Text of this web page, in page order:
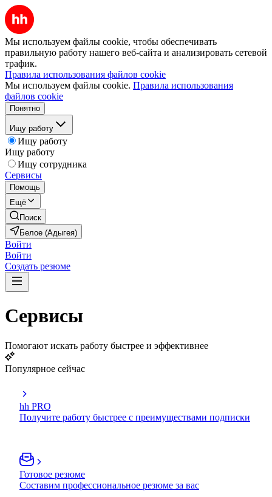
Мы используем файлы cookie, чтобы обеспечивать
правильную работу нашего веб-сайта и анализировать сетевой
трафик.
Правила использования файлов cookie
Мы используем файлы cookie. Правила использования
файлов cookie
Понятно
Ищу работу
Ищу работу
Ищу работу
Ищу сотрудника
Сервисы
Помощь
Ещё
Поиск
Белое (Адыгея)
Войти
Войти
Создать резюме
Сервисы
Помогают искать работу быстрее и эффективнее
Популярное сейчас
hh PRO
Получите работу быстрее с преимуществами подписки
Готовое резюме
Составим профессиональное резюме за вас